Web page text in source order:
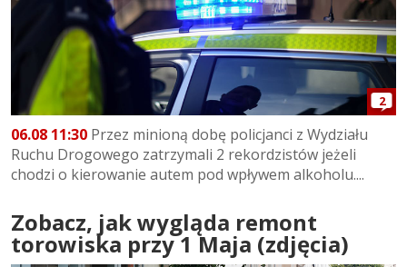
2
06.08 11:30 Przez minioną dobę policjanci z Wydziału
Ruchu Drogowego zatrzymali 2 rekordzistów jeżeli
chodzi o kierowanie autem pod wpływem alkoholu....
Zobacz, jak wygląda remont
torowiska przy 1 Maja (zdjęcia)